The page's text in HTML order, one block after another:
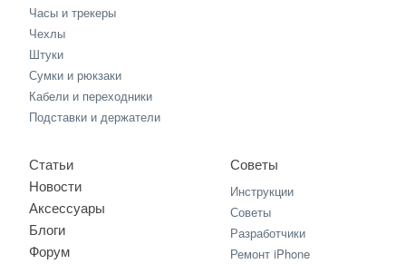
Часы и трекеры
Чехлы
Штуки
Сумки и рюкзаки
Кабели и переходники
Подставки и держатели
Статьи
Новости
Аксессуары
Блоги
Форум
Советы
Инструкции
Советы
Разработчики
Ремонт iPhone